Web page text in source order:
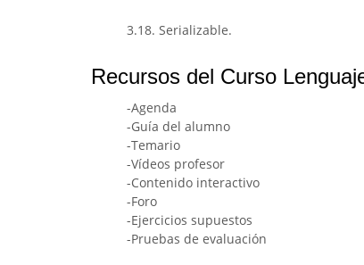
3.18. Serializable.
Recursos del Curso
-Agenda
-Guía del alumno
-Temario
-Vídeos profesor
-Contenido interactivo
-Foro
-Ejercicios supuestos
-Pruebas de evaluación